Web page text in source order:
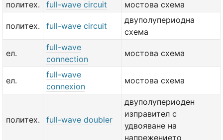
политех.
full-wave circuit мостова схема
политех. full-wave circuit
двуполупериодна
схема
ел.
full-wave
connection
мостова схема
ел.
full-wave
connexion
мостова схема
политех. full-wave doubler
двуполупериоден
изправител с
удвояване на
напрежението